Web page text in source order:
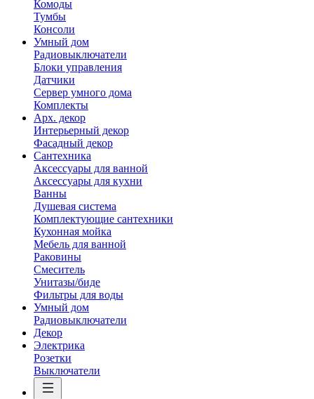
Комоды
Тумбы
Консоли
Умный дом
Радиовыключатели
Блоки управления
Датчики
Сервер умного дома
Комплекты
Арх. декор
Интерьерный декор
Фасадный декор
Сантехника
Аксессуары для ванной
Аксессуары для кухни
Ванны
Душевая система
Комплектующие сантехники
Кухонная мойка
Мебель для ванной
Раковины
Смеситель
Унитазы/биде
Фильтры для воды
Умный дом
Радиовыключатели
Декор
Электрика
Розетки
Выключатели